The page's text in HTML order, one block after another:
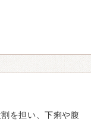
を担い、下痢や腹